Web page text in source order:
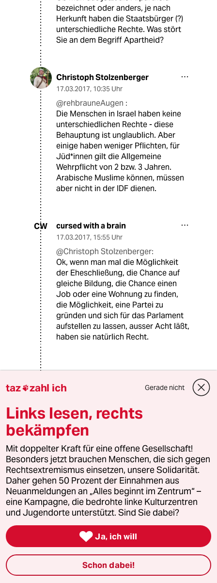
bezeichnet oder anders, je nach
Herkunft haben die Staatsbürger (?)
unterschiedliche Rechte. Was stört
Sie an dem Begriff Apartheid?
Christoph Stolzenberger
17.03.2017, 10:35 Uhr
@rehbrauneAugen :
Die Menschen in Israel haben keine
unterschiedlichen Rechte - diese
Behauptung ist unglaublich. Aber
einige haben weniger Pflichten, für
Jüd*innen gilt die Allgemeine
Wehrpflicht von 2 bzw. 3 Jahren.
Arabische Muslime können, müssen
aber nicht in der IDF dienen.
CW cursed with a brain
17.03.2017, 15:55 Uhr
@Christoph Stolzenberger:
Ok, wenn man mal die Möglichkeit
der Eheschließung, die Chance auf
gleiche Bildung, die Chance einen
Job oder eine Wohnung zu finden,
die Möglichkeit, eine Partei zu
gründen und sich für das Parlament
aufstellen zu lassen, ausser Acht läßt,
haben sie natürlich Recht.
17.03.2017
"diese Behauptung ist unglaublich"
Es geht doch um die besetzten
Gebiete, denen Israel die
Eigenstaatlichkeit verweigert und die
für die Besiedlung durch Israelis in
Anspruch genommen werden. Wollen
Sie ernsthaft behaupten, dass die
dort lebenden Palästinenser die
gleichen Rechte wie dort lebende
Israelis haben?
Christoph Stolzenberger
18:08 Uhr
taz zahl ich Gerade nicht
Links lesen, rechts
bekämpfen
Mit doppelter Kraft für eine offene Gesellschaft!
Besonders jetzt brauchen Menschen, die sich gegen
Rechtsextremismus einsetzen, unsere Solidarität.
Daher gehen 50 Prozent der Einnahmen aus
Neuanmeldungen an „Alles beginnt im Zentrum“ –
eine Kampagne, die bedrohte linke Kulturzentren
und Jugendorte unterstützt. Sind Sie dabei?
 Ja, ich will
Schon dabei!